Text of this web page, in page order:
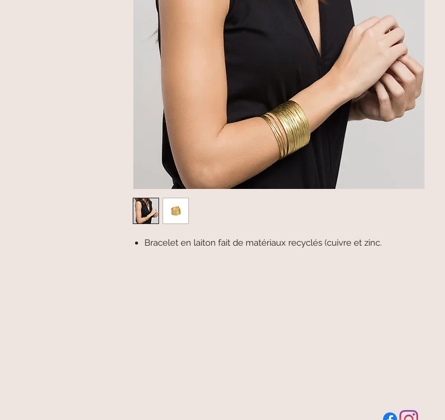
Bracelet en laiton fait de matériaux recyclés (cuivre et zinc.